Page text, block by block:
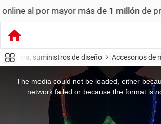
más de1 millónde productos. Pedido
suministros de diseño Accesorios de
The media could not be loaded, either
network failed or because the format is